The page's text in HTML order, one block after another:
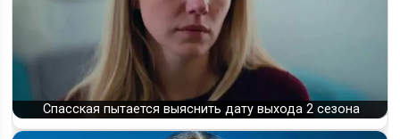
Спасская пытается выяснить дату выхода 2 сезона